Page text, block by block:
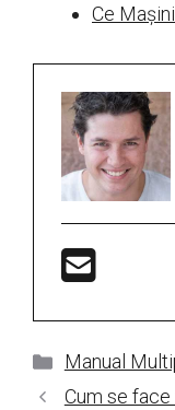
Ce
Categorii
Manual
Cum se